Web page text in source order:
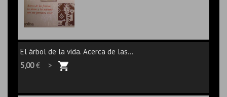
El árbol de la vida. Acerca de las...
5,00€ >